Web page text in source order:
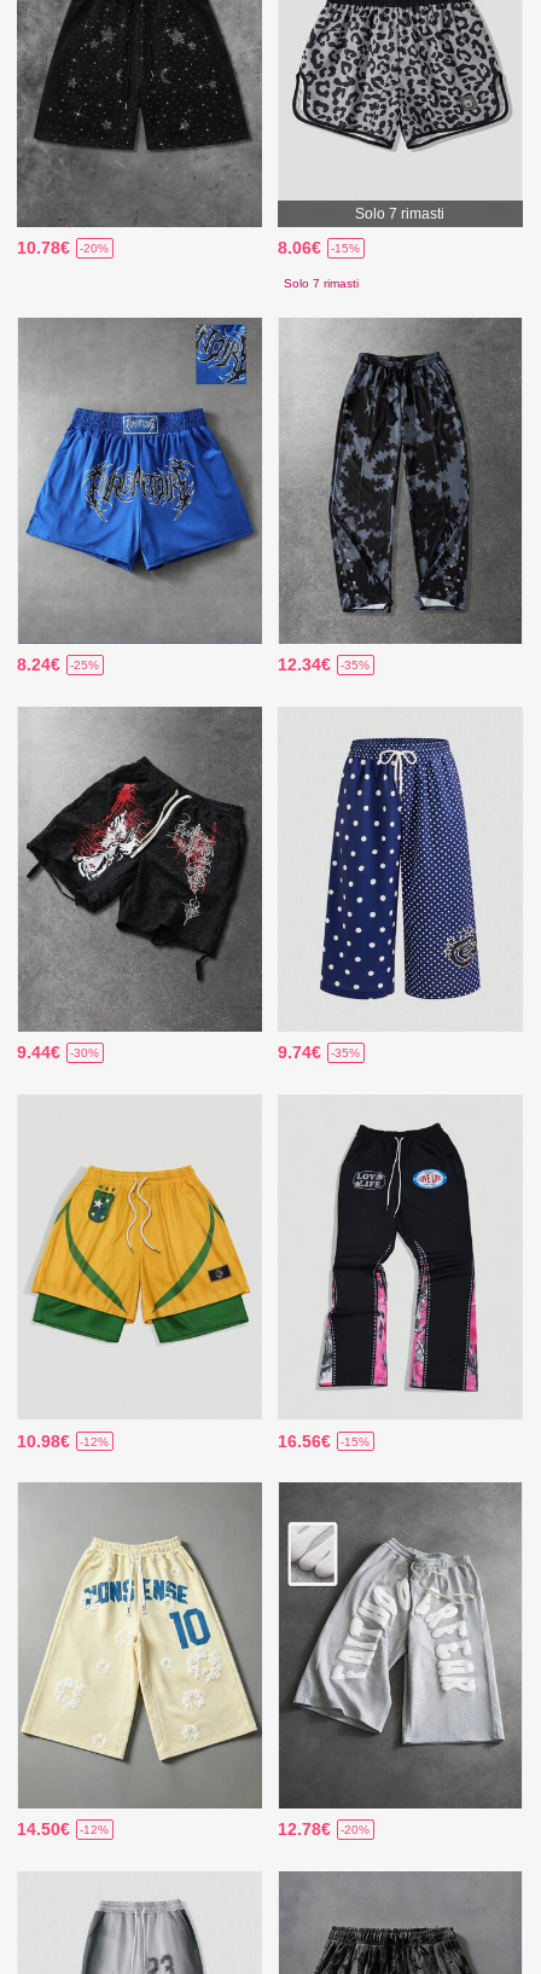
10.78€ -20%
Solo 7 rimasti
8.06€ -15%
Solo 7 rimasti
8.24€ -25% 12.34€ -35%
9.44€ -30% 9.74€ -35%
10.98€ -12% 16.56€ -15%
14.50€ -12% 12.78€ -20%